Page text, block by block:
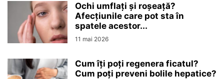
Ochi umflați și roșeață?
Afecțiunile care pot sta în
spatele acestor...
11 mai 2026
Cum îți poți regenera ficatul?
Cum poți preveni bolile hepatice?